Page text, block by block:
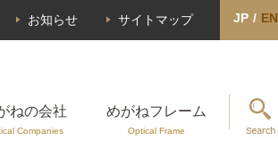
お知らせ サイトマップ JP / EN
ねの会社
Companies
めがねフレーム
Optical Frame